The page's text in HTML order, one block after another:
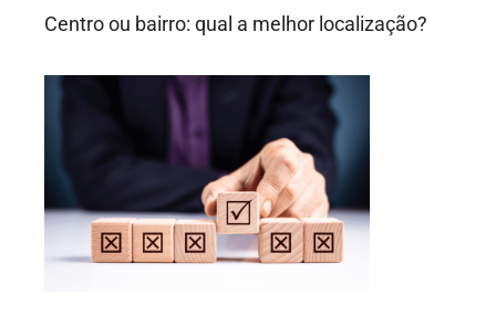
Centro ou bairro: qual a melhor localização?